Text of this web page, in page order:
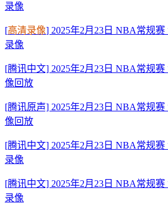
录像
[高清录像] 2025年2月23日 NBA常规
录像
[腾讯中文] 2025年2月23日 NBA常规
像回放
[腾讯原声] 2025年2月23日 NBA常规
像回放
[腾讯中文] 2025年2月23日 NBA常规
录像
[腾讯中文] 2025年2月23日 NBA常规
录像